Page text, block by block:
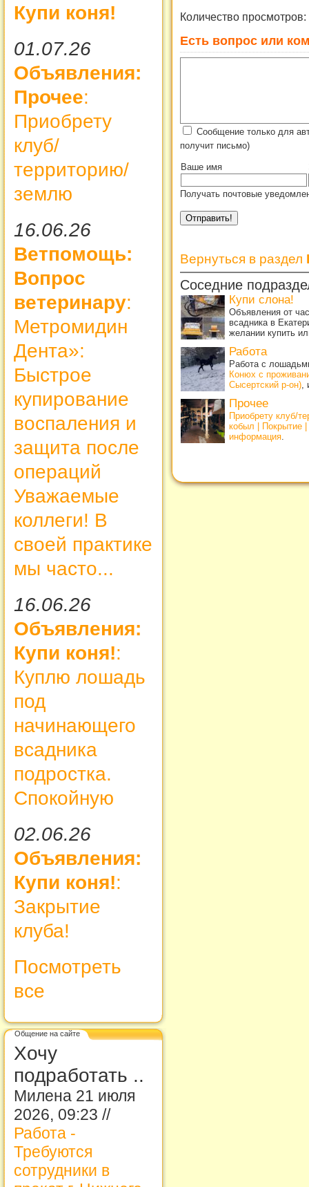
Купи коня!
01.07.26
Объявления:
Прочее:
Приобрету
клуб/
территорию/
землю
16.06.26
Ветпомощь:
Вопрос
ветеринару:
Метромидин
Дента»:
Быстрое
купирование
воспаления и
защита после
операций
Уважаемые
коллеги! В
своей практике
мы часто...
16.06.26
Объявления:
Купи коня!:
Куплю лошадь
под
начинающего
всадника
подростка.
Спокойную
02.06.26
Объявления:
Купи коня!:
Закрытие
клуба!
Посмотреть
все
Общение на сайте
Хочу
подработать ..
Милена 21 июля
2026, 09:23 //
Работа -
Требуются
сотрудники в
Количество просмотров:
Есть вопрос или
Сообщение только для
получит письмо)
Ваше имя
Получать почтовые
Вернуться в раздел
Соседние
Купи слона!
Объявления от
всадника в
желании купить
Работа
Работа с
Конюх с
Сысертский р-он),
Прочее
Приобрету клуб/
кобыл | Покрытие
информация.